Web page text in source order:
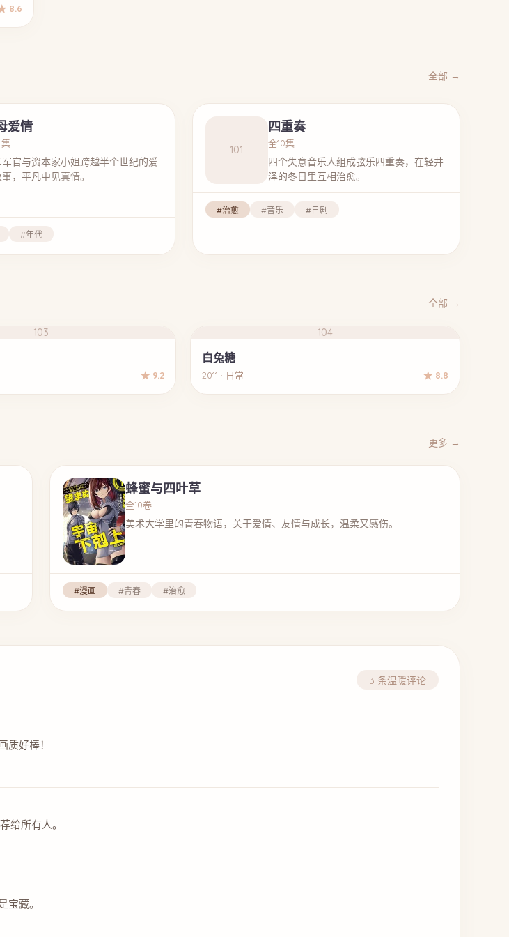
8.6
全部 →
爱情
军官与资本家小姐跨越半个世纪的爱
，平凡中见真情。
#年代
101
四重奏
全10集
四个失意音乐人组成弦乐四重奏，在轻井
泽的冬日里互相治愈。
#治愈 #音乐 #日剧
全部 →
103
★ 9.2
104
白兔糖
2011 · 日常 ★ 8.8
更多 →
蜂蜜与四叶草
全10卷
美术大学里的青春物语，关于爱情、友情与成长，温柔又感伤。
#漫画 #青春 #治愈
3 条温暖评论
质好棒！
给所有人。
宝藏。